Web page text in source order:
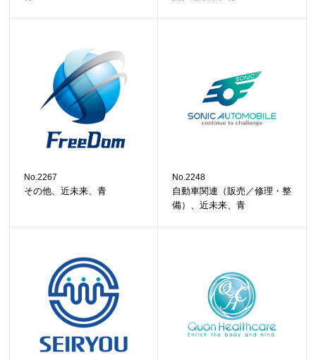
No.2267
その他、近未来、青
No.2248
自動車関連（販売／修理・整
備）、近未来、青